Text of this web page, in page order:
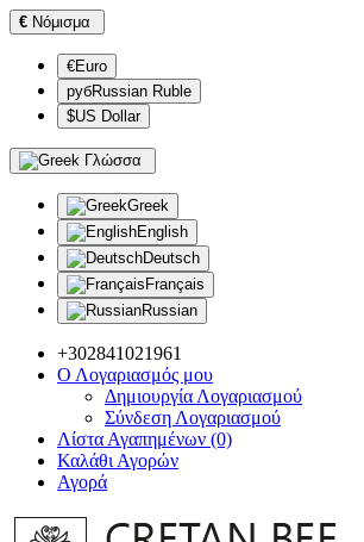
€ Νόμισμα
€Euro
рубRussian Ruble
$US Dollar
Γλώσσα
Greek
English
Deutsch
Français
Russian
+302841021961
Ο Λογαριασμός μου
Δημιουργία Λογαριασμού
Σύνδεση Λογαριασμού
Λίστα Αγαπημένων (0)
Καλάθι Αγορών
Αγορά